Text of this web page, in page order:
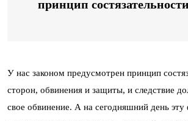
принцип
У нас законом предусмотрен принцип
сторон, обвинения и защиты, и следствие
свое обвинение. А на сегодняшний день